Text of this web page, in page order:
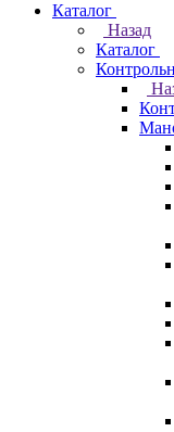
Каталог
Назад
Каталог